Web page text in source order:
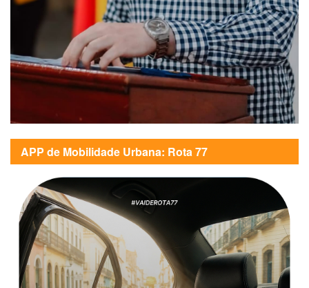
APP de Mobilidade Urbana: Rota 77